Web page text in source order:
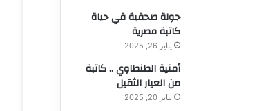
جولة صحفية في حياة
كاتبة مصرية
يناير 26, 2025
أمنية الطنطاوي .. كاتبة
من العيار الثقيل
يناير 20, 2025